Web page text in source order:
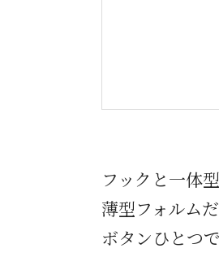
フックと一体
薄型フォルム
ボタンひとつ